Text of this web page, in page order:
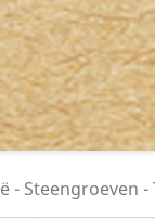
- Steengroeven